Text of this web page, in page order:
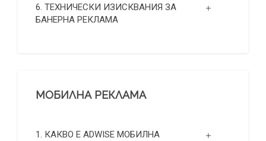
6. ТЕХНИЧЕСКИ ИЗИСКВАНИЯ ЗА
БАНЕРНА РЕКЛАМА
МОБИЛНА РЕКЛАМА
1. КАКВО Е ADWISE МОБИЛНА